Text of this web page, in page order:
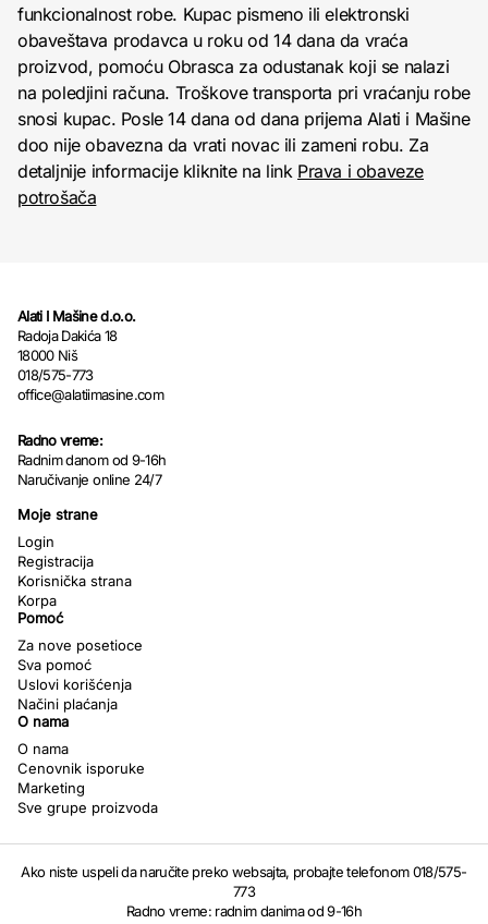
funkcionalnost robe. Kupac pismeno ili elektronski
obaveštava prodavca u roku od 14 dana da vraća
proizvod, pomoću Obrasca za odustanak koji se nalazi
na poledjini računa. Troškove transporta pri vraćanju robe
snosi kupac. Posle 14 dana od dana prijema Alati i Mašine
doo nije obavezna da vrati novac ili zameni robu. Za
detaljnije informacije kliknite na link Prava i obaveze
potrošača
Alati I Mašine d.o.o.
Radoja Dakića 18
18000 Niš
018/575-773
office@alatiimasine.com
Radno vreme:
Radnim danom od 9-16h
Naručivanje online 24/7
Moje strane
Login
Registracija
Korisnička strana
Korpa
Pomoć
Za nove posetioce
Sva pomoć
Uslovi korišćenja
Načini plaćanja
O nama
O nama
Cenovnik isporuke
Marketing
Sve grupe proizvoda
Ako niste uspeli da naručite preko websajta, probajte telefonom 018/575-
773
Radno vreme: radnim danima od 9-16h